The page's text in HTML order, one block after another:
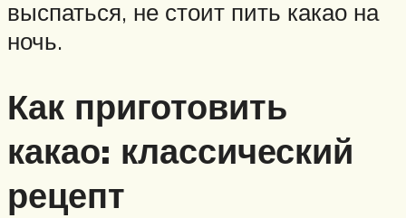
выспаться, не стоит пить какао на
ночь.
Как приготовить
какао: классический
рецепт